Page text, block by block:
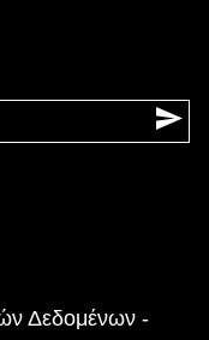
Δεδομένων -